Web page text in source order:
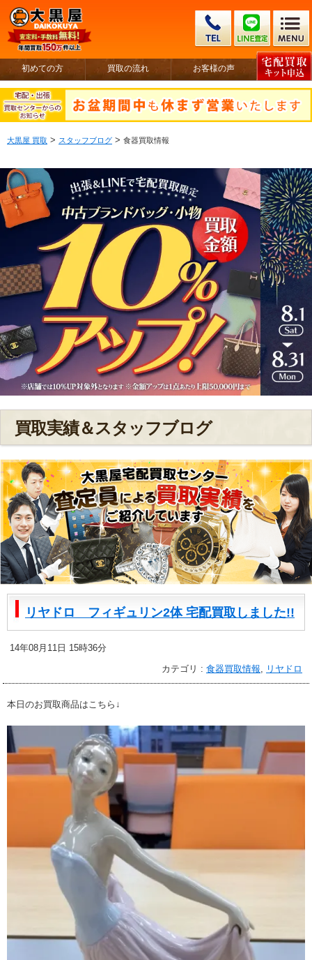
初めての方 買取の流れ お客様の声
大黒屋 買取 > スタッフブログ > 食器買取情報
買取実績＆スタッフブログ
リヤドロ フィギュリン2体 宅配買取しました!!
14年08月11日 15時36分
カテゴリ : 食器買取情報, リヤドロ
本日のお買取商品はこちら↓